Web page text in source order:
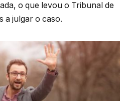
o que levou o Tribunal de
a julgar o caso.